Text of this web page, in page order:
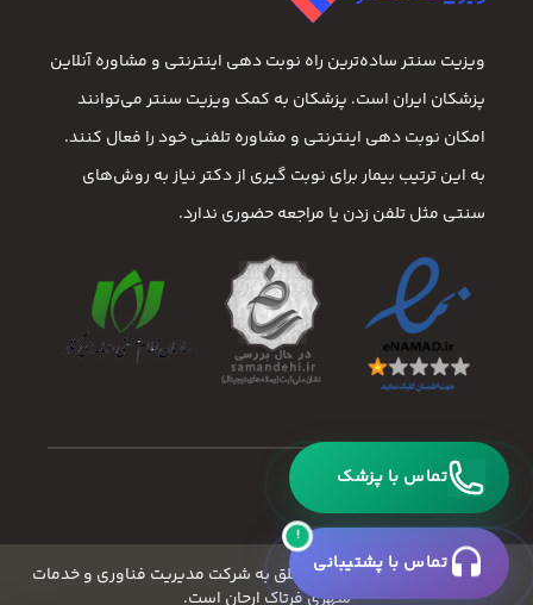
تماس با پزشک
ویزیت سنتر ساده‌ترین راه نوبت‌ دهی اینترنتی و مشاوره آنلاین
پزشکان ایران است. پزشکان به کمک ویزیت سنتر می‌توانند
امکان نوبت دهی اینترنتی و مشاوره تلفنی خود را فعال کنند.
به این ترتیب بیمار برای نوبت گیری از دکتر نیاز به روش‌های
سنتی مثل تلفن زدن یا مراجعه حضوری ندارد.
کلیه ی حقوق این وبسایت متعلق به شرکت مدیریت فناوری و خدمات
شهری فرتاک ارجان است.
!
تماس با پشتیبانی